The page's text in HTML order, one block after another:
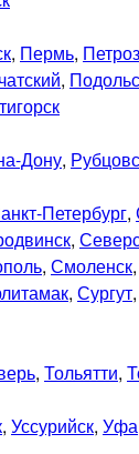
, Пермь,
,
Дону,
Петербург,
,
, Смоленск,
, Сургут,
, Тольятти,
, Уссурийск, Уфа